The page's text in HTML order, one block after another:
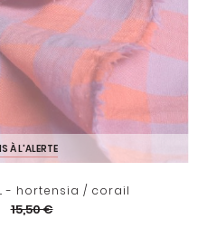
À L'ALERTE
- hortensia / corail
15,50 €